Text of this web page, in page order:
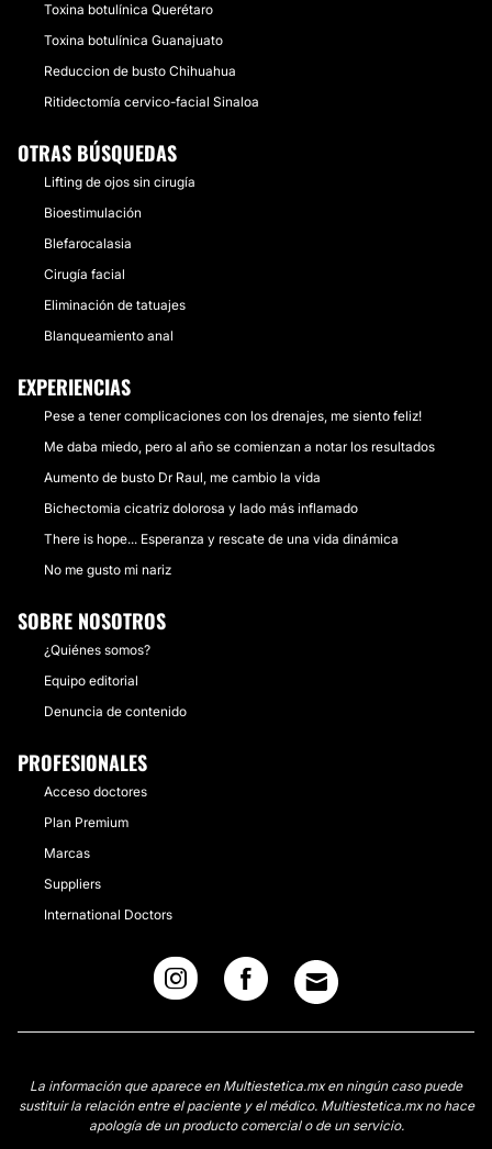
Toxina botulínica Querétaro
Toxina botulínica Guanajuato
Reduccion de busto Chihuahua
Ritidectomía cervico-facial Sinaloa
OTRAS BÚSQUEDAS
Lifting de ojos sin cirugía
Bioestimulación
Blefarocalasia
Cirugía facial
Eliminación de tatuajes
Blanqueamiento anal
EXPERIENCIAS
Pese a tener complicaciones con los drenajes, me siento feliz!
Me daba miedo, pero al año se comienzan a notar los resultados
Aumento de busto Dr Raul, me cambio la vida
Bichectomia cicatriz dolorosa y lado más inflamado
There is hope... Esperanza y rescate de una vida dinámica
No me gusto mi nariz
SOBRE NOSOTROS
¿Quiénes somos?
Equipo editorial
Denuncia de contenido
PROFESIONALES
Acceso doctores
Plan Premium
Marcas
Suppliers
International Doctors
La información que aparece en Multiestetica.mx en ningún caso puede
sustituir la relación entre el paciente y el médico. Multiestetica.mx no hace
apología de un producto comercial o de un servicio.